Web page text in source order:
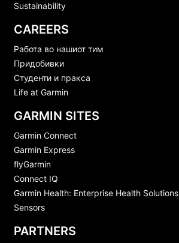
Sustainability
CAREERS
Работа во нашиот тим
Придобивки
Студенти и пракса
Life at Garmin
GARMIN SITES
Garmin Connect
Garmin Express
flyGarmin
Connect IQ
Garmin Health: Enterprise Health Solutions
Sensors
PARTNERS